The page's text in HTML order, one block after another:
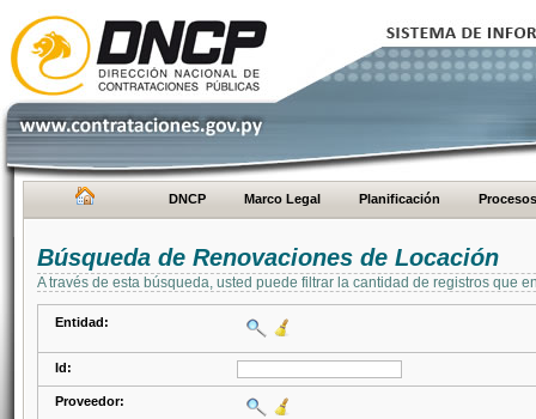
DNCP Marco Legal Planificación Procesos
Búsqueda de Renovaciones de Locación
A través de esta búsqueda, usted puede filtrar la cantidad de registros que
Entidad:
Id:
Proveedor: